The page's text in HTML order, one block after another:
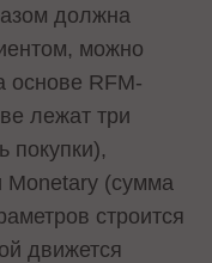
должна
можно
основе RFM-
лежат три
покупки),
Monetary (сумма
строится
движется